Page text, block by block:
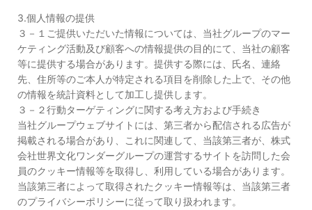
3.個人情報の提供
３－１ご提供いただいた情報については、当社グループのマー
ケティング活動及び顧客への情報提供の目的にて、当社の顧客
等に提供する場合があります。提供する際には、氏名、連絡
先、住所等のご本人が特定される項目を削除した上で、その他
の情報を統計資料として加工し提供します。
３－２行動ターゲティングに関する考え方および手続き
当社グループウェブサイトには、第三者から配信される広告が
掲載される場合があり、これに関連して、当該第三者が、株式
会社世界文化ワンダーグループの運営するサイトを訪問した会
員のクッキー情報等を取得し、利用している場合があります。
当該第三者によって取得されたクッキー情報等は、当該第三者
のプライバシーポリシーに従って取り扱われます。